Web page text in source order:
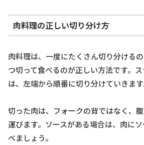
肉料理の正しい切り分け方
肉料理は、一度にたくさん切り分ける
つ切って食べるのが正しい方法です。
は、左端から順番に切り分けていきます
切った肉は、フォークの背ではなく、
運びます。ソースがある場合は、肉に
べましょう。